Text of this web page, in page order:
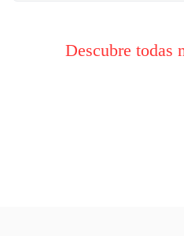
Descubre todas